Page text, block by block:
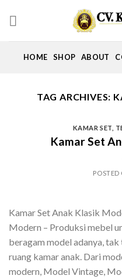
HOME SHOP ABOUT
TAG ARCHIVES:
KAMAR SET
Kamar Set
POSTED
Kamar Set Anak Klasik
Modern – Produksi mebel
beragam model adanya,
ruang kamar anak. Dari
modern, Model Vintage,